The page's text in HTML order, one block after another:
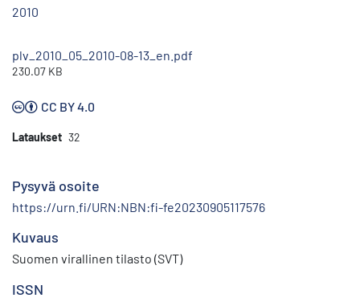
2010
plv_2010_05_2010-08-13_en.pdf
230.07 KB
CC BY 4.0
Lataukset 32
Pysyvä osoite
https://urn.fi/URN:NBN:fi-fe20230905117576
Kuvaus
Suomen virallinen tilasto (SVT)
ISSN